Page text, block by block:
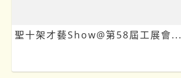
聖十架才藝Show@第58屆工展會...